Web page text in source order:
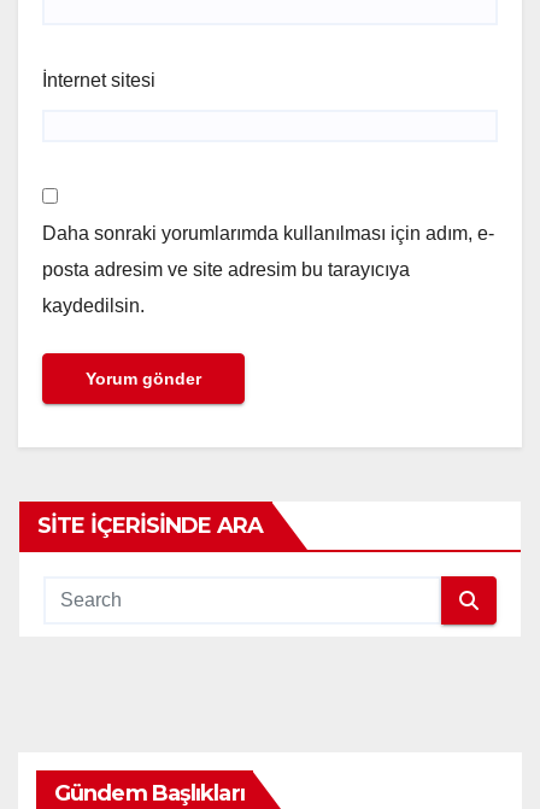
İnternet sitesi
Daha sonraki yorumlarımda kullanılması için adım, e-
posta adresim ve site adresim bu tarayıcıya
kaydedilsin.
SITE İÇERISINDE ARA
Gündem Başlıkları